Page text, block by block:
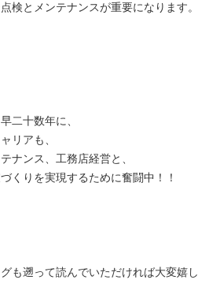
検とメンテナンスが重要になります。
二十数年に、
リアも、
ナンス、 工務店経営と、
くりを実現するために奮闘中！！
も遡って読んでいただければ大変嬉し